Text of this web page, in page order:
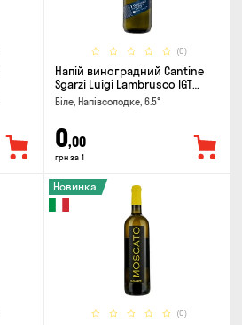
(0)
Напій виноградний Cantine
Sgarzi Luigi Lambrusco IGT
Emilia Bianca Frizziante 0.75л
Біле, Напівсолодке, 6.5°
0,00
грн за 1
(0)
Новинка